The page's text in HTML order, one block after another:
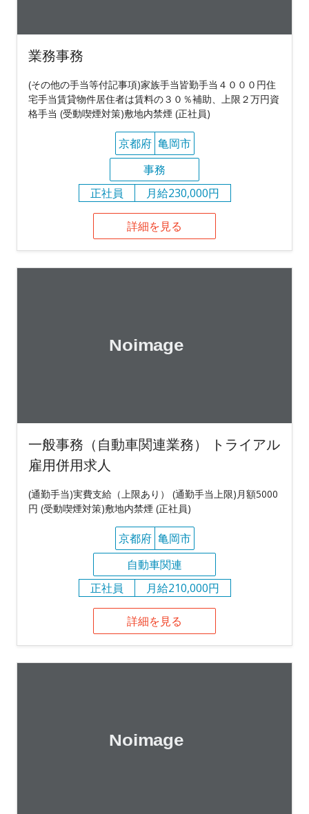
業務事務
(その他の手当等付記事項)家族手当皆勤手当４０００円住
宅手当賃貸物件居住者は賃料の３０％補助、上限２万円資
格手当 (受動喫煙対策)敷地内禁煙 (正社員)
京都府 亀岡市
事務
正社員
月給230,000円
詳細を見る
一般事務（自動車関連業務） トライアル
雇用併用求人
(通勤手当)実費支給（上限あり） (通勤手当上限)月額5000
円 (受動喫煙対策)敷地内禁煙 (正社員)
京都府 亀岡市
自動車関連
正社員
月給210,000円
詳細を見る